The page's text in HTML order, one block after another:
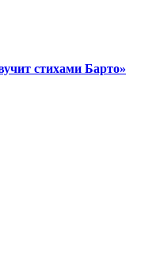
стихами Барто»